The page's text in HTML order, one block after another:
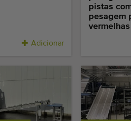
Adicionar
pistas
pesagem
vermelhas